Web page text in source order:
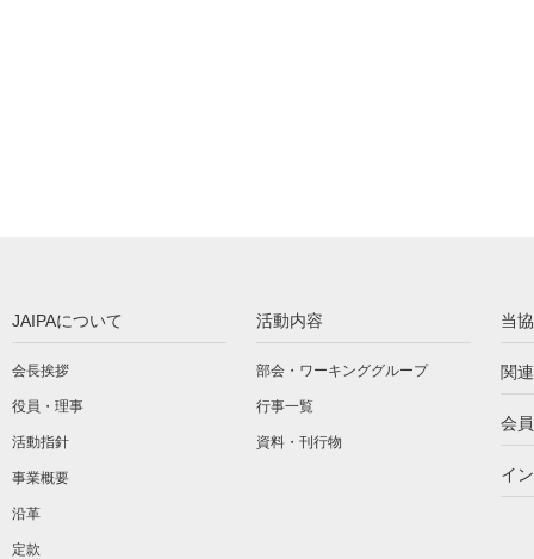
JAIPAについて
会長挨拶
役員・理事
活動指針
事業概要
沿革
定款
活動内容
部会・ワーキンググループ
行事一覧
資料・刊行物
当
関
会
イ